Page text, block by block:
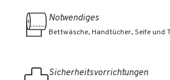
Notwendiges
Bettwäsche, Handtücher, Seife und
Sicherheitsvorrichtungen